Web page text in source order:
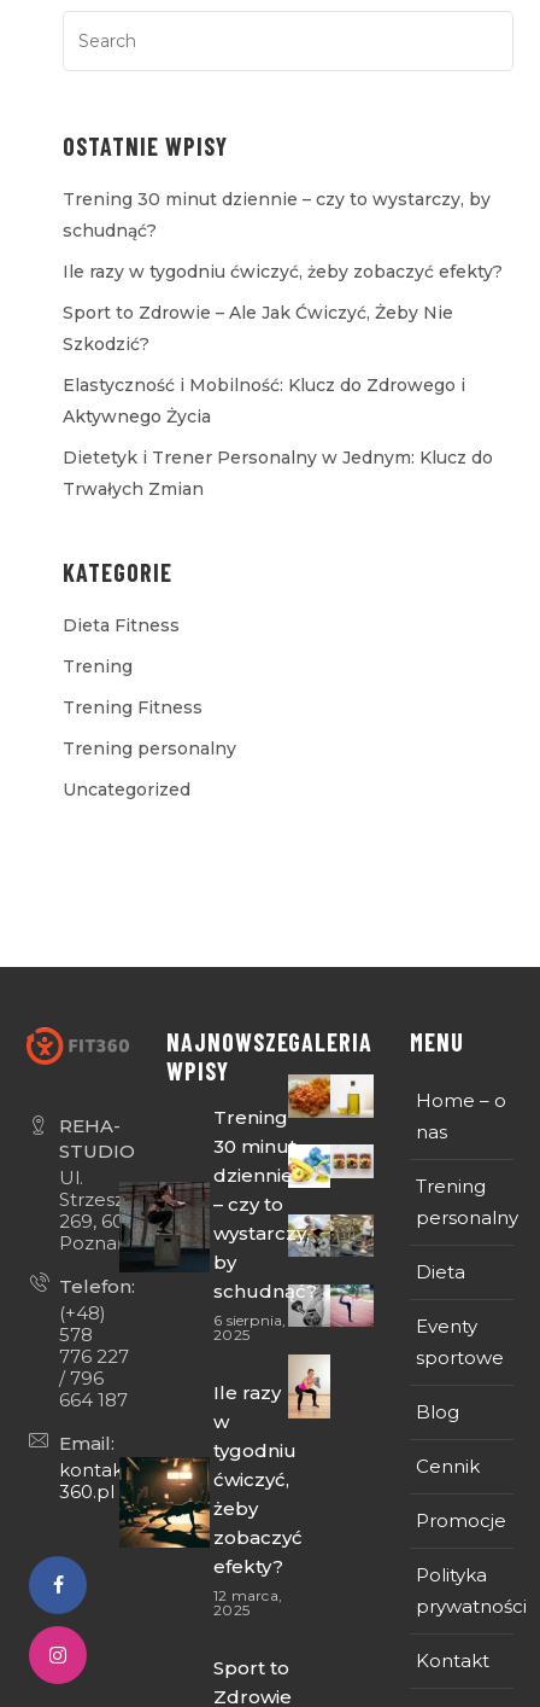
OSTATNIE WPISY
Trening 30 minut dziennie – czy to wystarczy, by
schudnąć?
Ile razy w tygodniu ćwiczyć, żeby zobaczyć efekty?
Sport to Zdrowie – Ale Jak Ćwiczyć, Żeby Nie
Szkodzić?
Elastyczność i Mobilność: Klucz do Zdrowego i
Aktywnego Życia
Dietetyk i Trener Personalny w Jednym: Klucz do
Trwałych Zmian
KATEGORIE
Dieta Fitness
Trening
Trening Fitness
Trening personalny
Uncategorized
REHA-
STUDIO
Ul.
Strzeszyńska
269, 60-474
Poznań
Telefon:
(+48)
578
776 227
/ 796
664 187
Email:
kontakt@fit-
360.pl
NAJNOWSZE
WPISY
Trening
30 minut
dziennie
– czy to
wystarczy,
by
schudnąć?
6 sierpnia,
2025
Ile razy
w
tygodniu
ćwiczyć,
żeby
zobaczyć
efekty?
12 marca,
2025
Sport to
Zdrowie
GALERIA MENU
Home – o
nas
Trening
personalny
Dieta
Eventy
sportowe
Blog
Cennik
Promocje
Polityka
prywatności
Kontakt